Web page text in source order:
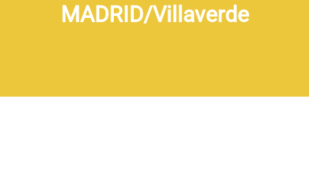
MADRID/Villaverde